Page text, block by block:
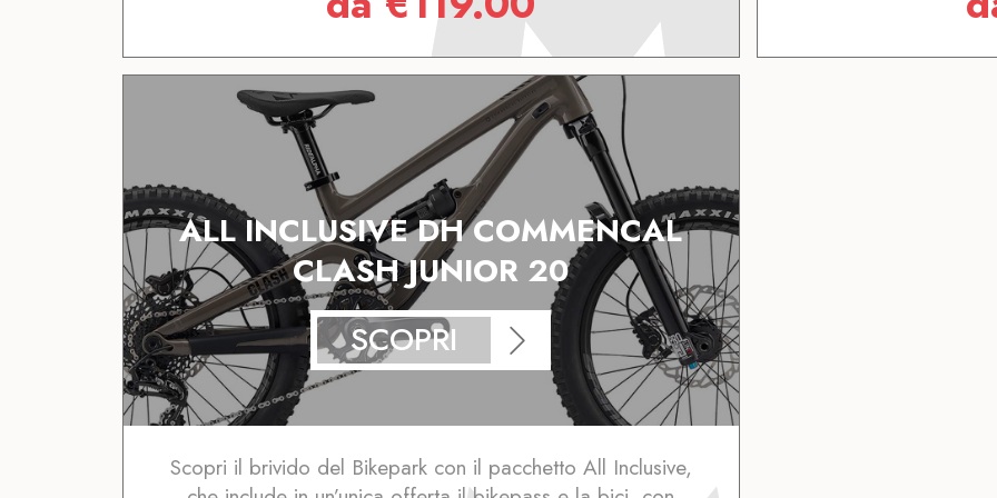
ALL INCLUSIVE DH COMMENCAL
CLASH JUNIOR 20
SCOPRI
Scopri il brivido del Bikepark con il pacchetto All Inclusive,